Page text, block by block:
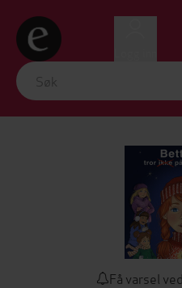
Få varsel